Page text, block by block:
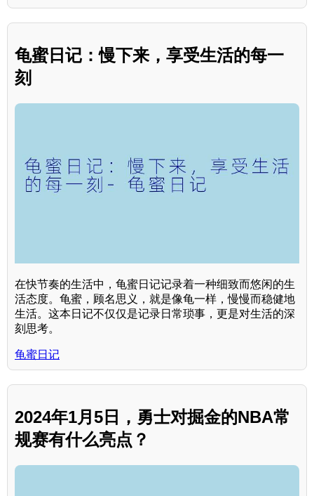
龟蜜日记：慢下来，享受生活的每一
刻
在快节奏的生活中，龟蜜日记记录着一种细致而悠闲的生
活态度。龟蜜，顾名思义，就是像龟一样，慢慢而稳健地
生活。这本日记不仅仅是记录日常琐事，更是对生活的深
刻思考。
龟蜜日记
2024年1月5日，勇士对掘金的NBA常
规赛有什么亮点？